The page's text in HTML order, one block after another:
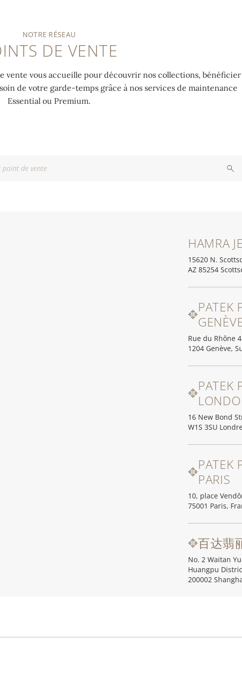
NOTRE RÉSEAU
DE VENTE
vente vous accueille pour découvrir nos collections, bénéficier
de votre garde-temps grâce à nos services de maintenance
Essential ou Premium.
HAMRA
15620 N.
AZ 85254
PATEK
Rue du Rhône
1204 Genève,
PATEK
16 New Bond
W1S 3SU
PATEK
PARIS
10, place
75001 Paris,
百达翡
No. 2 Waitan
Huangpu
200002